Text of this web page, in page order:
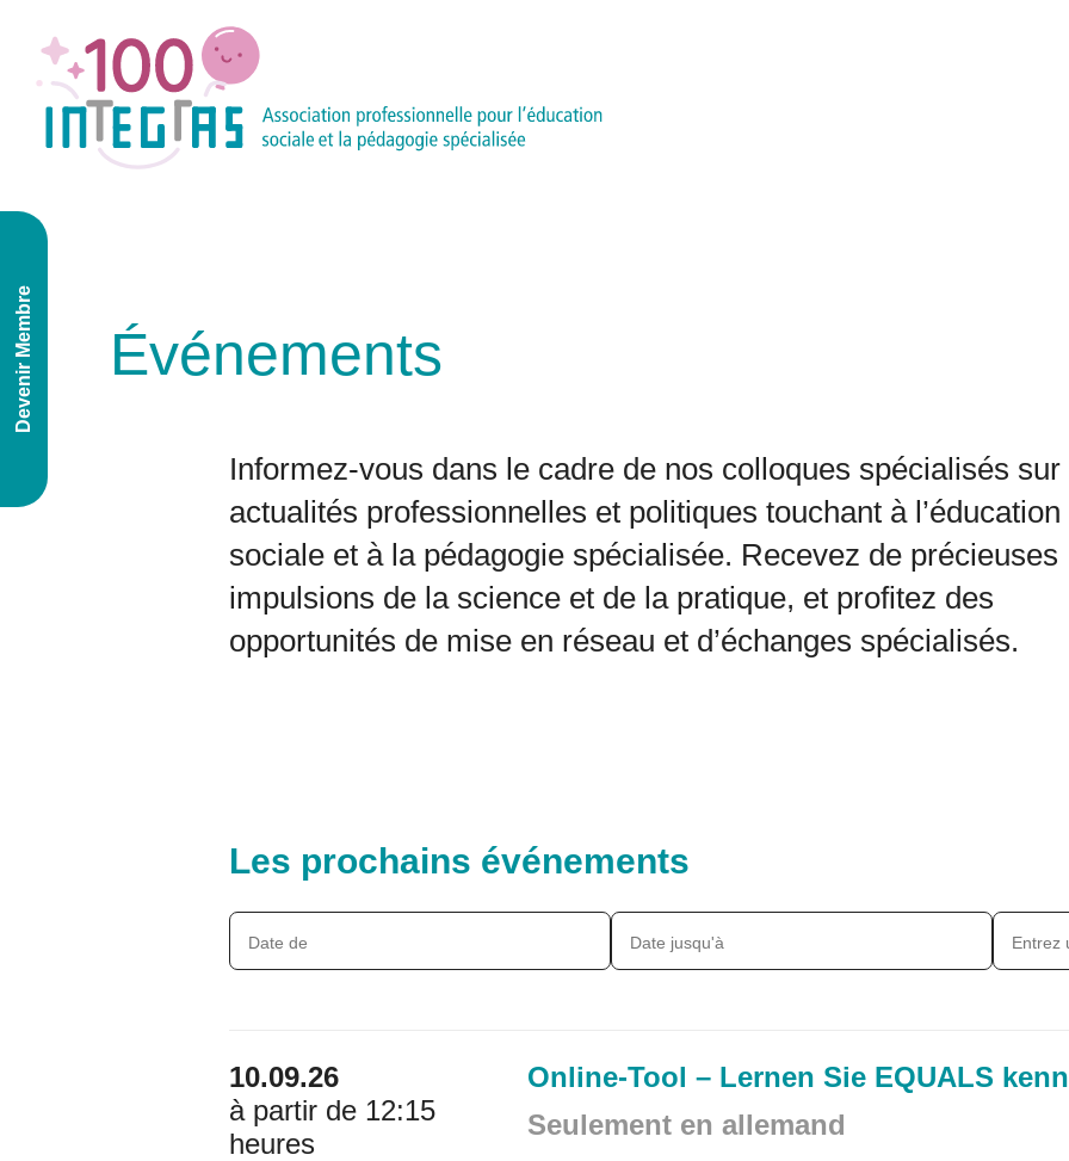
Devenir Membre Événements
Informez-vous dans le cadre de nos colloques spécialisés sur
actualités professionnelles et politiques touchant à l’éducation
sociale et à la pédagogie spécialisée. Recevez de précieuses
impulsions de la science et de la pratique, et profitez des
opportunités de mise en réseau et d’échanges spécialisés.
Les prochains événements
10.09.26
à partir de 12:15
heures
Online-Tool – Lernen Sie EQUALS
Seulement en allemand